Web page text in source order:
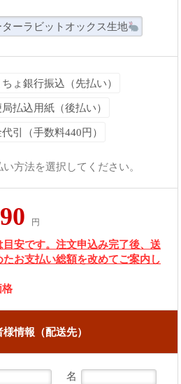
ターラビットオックス生地
ょ銀行振込（先払い）
払込用紙（後払い）
引（手数料440円）
方法を選択してください。
円
目安です。注文申込み完了後、送
たお支払い総額を改めてご案内し
情報（配送先）
名